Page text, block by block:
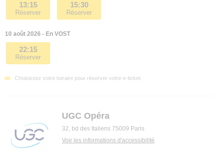
13:15
Réserver
15:30
Réserver
10 août 2026 - En VOST
22:15
Réserver
Choisissez votre horaire pour réserver votre e-ticket.
UGC Opéra
32, bd des Italiens 75009 Paris
Voir les informations d'accessibilité